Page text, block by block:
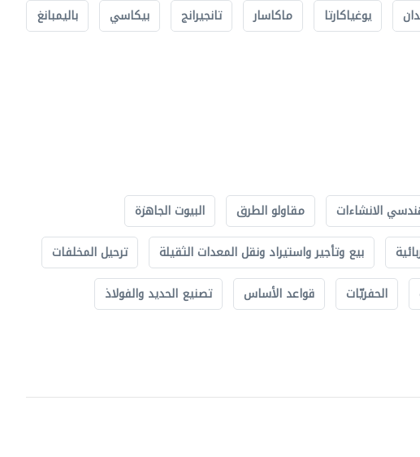
يوغياكارتا ماكاسار تانجيرانج بيكاسي باليمبانغ
الانشاءات مقاولو الطرق
البيوت الجاهزة
بيع وتأجير واستيراد ونقل المعدات الثقيلة
ترحيل المخلفات
الحفريّات قواعد الأساس
تصنيع الحديد والفولاذ